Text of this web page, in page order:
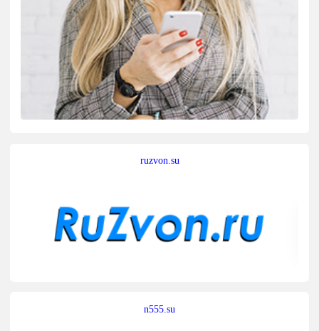
ruzvon.su
n555.su